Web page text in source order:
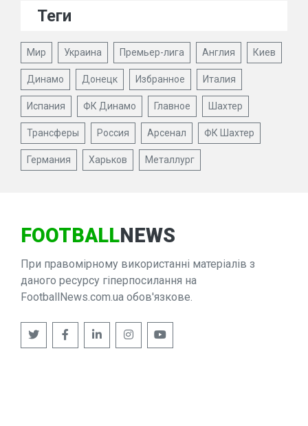
Теги
Мир Украина Премьер-лига Англия Киев
Динамо Донецк Избранное Италия
Испания ФК Динамо Главное Шахтер
Трансферы Россия Арсенал ФК Шахтер
Германия Харьков Металлург
FOOTBALLNEWS
При правомірному використанні матеріалів з
даного ресурсу гіперпосилання на
FootballNews.com.ua обов'язкове.